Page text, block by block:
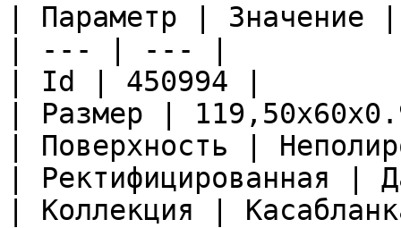
| Параметр | Значение |
| --- | --- |
| Id | 450994 |
| Размер |
| Поверхность |
| Ректифицированная |
| Коллекция |